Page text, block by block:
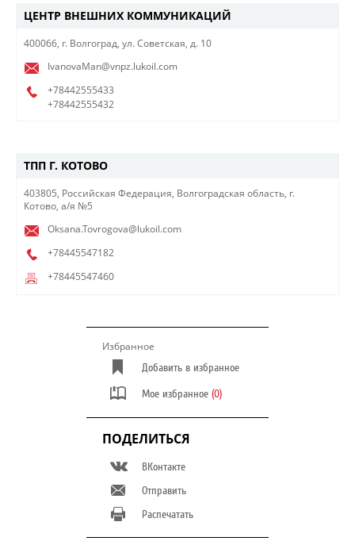
​ЦЕНТР ВНЕШНИХ КОММУНИКАЦИЙ
400066, г. Волгоград, ул. Советская, д. 10
IvanovaMan@vnpz.lukoil.com
+78442555433
+78442555432
ТПП Г. КОТОВО
403805, Российская Федерация, Волгоградская область, г.
Котово, а/я №5
Oksana.Tovrogova@lukoil.com
+78445547182
+78445547460
Избранное
Добавить в избранное
Мое избранное (0)
ПОДЕЛИТЬСЯ
ВКонтакте
Отправить
Распечатать